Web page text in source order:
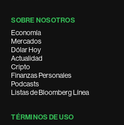
SOBRE NOSOTROS
Economía
Mercados
Dólar Hoy
Actualidad
Cripto
Finanzas Personales
Podcasts
Listas de Bloomberg Línea
TÉRMINOS DE USO